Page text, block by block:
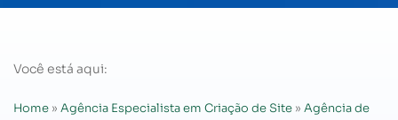
Você está aqui:
Home » Agência Especialista em Criação de Site » Agência de